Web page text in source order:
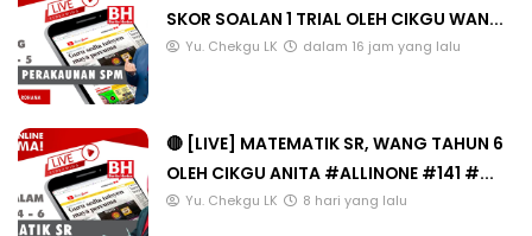
SKOR SOALAN 1 TRIAL OLEH CIKGU WAN...
Yu. Chekgu LK dalam 16 jam yang lalu
🔴 [LIVE] MATEMATIK SR, WANG TAHUN 6
OLEH CIKGU ANITA #ALLINONE #141 #...
Yu. Chekgu LK 8 hari yang lalu